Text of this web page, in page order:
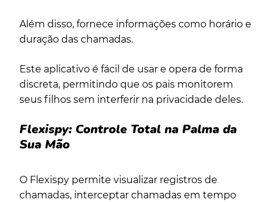
Além disso, fornece informações como horário e
duração das chamadas.
Este aplicativo é fácil de usar e opera de forma
discreta, permitindo que os pais monitorem
seus filhos sem interferir na privacidade deles.
Flexispy: Controle Total na Palma da
Sua Mão
O Flexispy permite visualizar registros de
chamadas, interceptar chamadas em tempo